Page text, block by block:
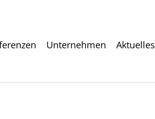
Unternehmen Aktuelles